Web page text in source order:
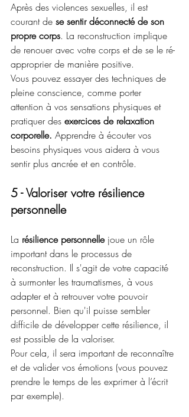
Après des violences sexuelles, il est
courant de se sentir déconnecté de son
propre corps. La reconstruction implique
de renouer avec votre corps et de se le ré-
approprier de manière positive.
Vous pouvez essayer des techniques de
pleine conscience, comme porter
attention à vos sensations physiques et
pratiquer des exercices de relaxation
corporelle. Apprendre à écouter vos
besoins physiques vous aidera à vous
sentir plus ancrée et en contrôle.
5 - Valoriser votre résilience
personnelle
La résilience personnelle joue un rôle
important dans le processus de
reconstruction. Il s'agit de votre capacité
à surmonter les traumatismes, à vous
adapter et à retrouver votre pouvoir
personnel. Bien qu'il puisse sembler
difficile de développer cette résilience, il
est possible de la valoriser.
Pour cela, il sera important de reconnaître
et de valider vos émotions (vous pouvez
prendre le temps de les exprimer à l’écrit
par exemple).